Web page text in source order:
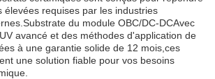
élevées requises par les industries
du module OBC/DC-DCAvec
avancé et des méthodes d'application de
à une garantie solide de 12 mois,ces
une solution fiable pour vos besoins